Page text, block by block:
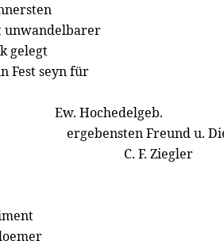
unwandelbarer
gelegt
Fest seyn für
Ew. Hochedelgeb.
ergebensten Freund u.
C. F. Ziegler